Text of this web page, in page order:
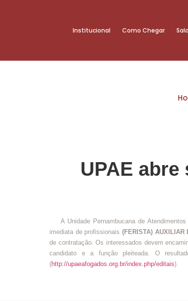
Institucional Como Chegar
UPAE
A Unidade Pernambucana de Atendimentos
imediata de profissionais(FERISTA) AUXILIAR
de contratação. Os interessados devem
candidato e a função pleiteada. O
(http://upaeafogados.org.br/index.php/editais).